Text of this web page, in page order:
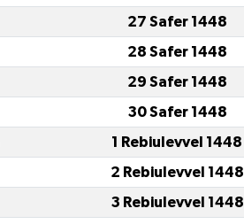
27 Safer 1448
28 Safer 1448
29 Safer 1448
30 Safer 1448
1 Rebiulevvel 1448
2 Rebiulevvel 1448
3 Rebiulevvel 1448